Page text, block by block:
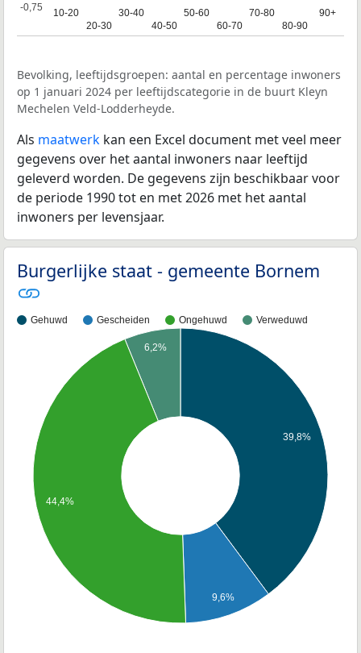
10-20
10-20
20-30
20-30
30-40
30-40
40-50
40-50
50-60
50-60
60-70
60-70
70-80
70-80
80-90
80-90
90+
90+
-0,75
-0,75
Bevolking, leeftijdsgroepen: aantal en percentage inwoners
op 1 januari 2024 per leeftijdscategorie in de buurt Kleyn
Mechelen Veld-Lodderheyde.
Als maatwerk kan een Excel document met veel meer
gegevens over het aantal inwoners naar leeftijd
geleverd worden. De gegevens zijn beschikbaar voor
de periode 1990 tot en met 2026 met het aantal
inwoners per levensjaar.
Burgerlijke staat - gemeente Bornem
Gehuwd Gescheiden Ongehuwd Verweduwd
39,8%
9,6%
6,2%
44,4%